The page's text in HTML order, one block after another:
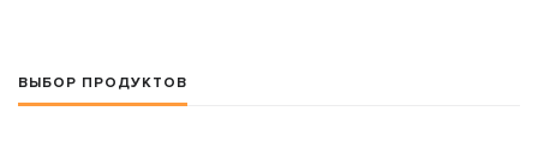
ВЫБОР ПРОДУКТОВ